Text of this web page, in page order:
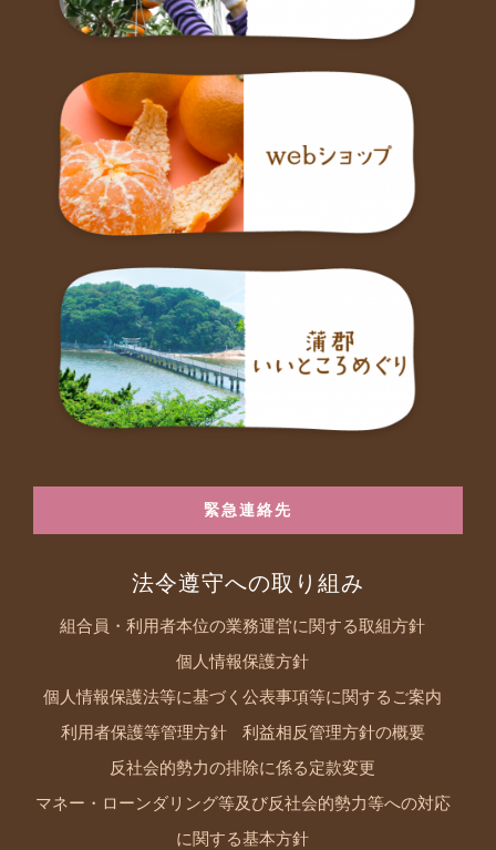
緊急連絡先
法令遵守への取り組み
組合員・利用者本位の業務運営に関する取組方針
個人情報保護方針
個人情報保護法等に基づく公表事項等に関するご案内
利用者保護等管理方針 利益相反管理方針の概要
反社会的勢力の排除に係る定款変更
マネー・ローンダリング等及び反社会的勢力等への対応
に関する基本方針